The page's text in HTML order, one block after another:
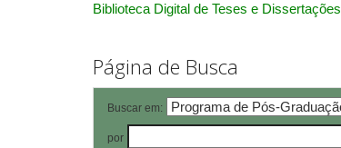
Biblioteca Digital de Teses e Dissertações
Página de Busca
Buscar em:
por